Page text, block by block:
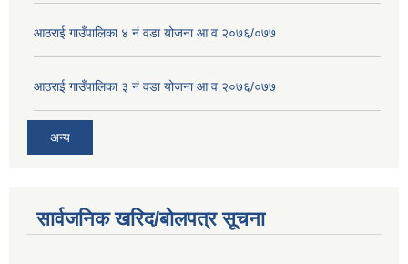
आठराई गाउँपालिका ४ नं वडा योजना आ व २०७६/०७७
आठराई गाउँपालिका ३ नं वडा योजना आ व २०७६/०७७
अन्य
सार्वजनिक खरिद/बोलपत्र सूचना